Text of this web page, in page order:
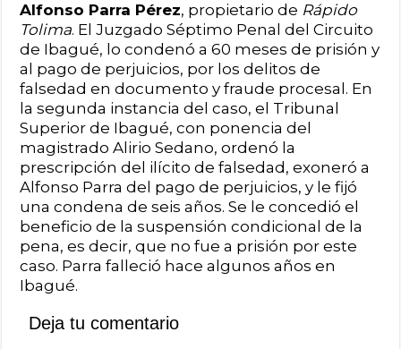
Alfonso Parra Pérez, propietario de Rápido
Tolima. El Juzgado Séptimo Penal del Circuito
de Ibagué, lo condenó a 60 meses de prisión y
al pago de perjuicios, por los delitos de
falsedad en documento y fraude procesal. En
la segunda instancia del caso, el Tribunal
Superior de Ibagué, con ponencia del
magistrado Alirio Sedano, ordenó la
prescripción del ilícito de falsedad, exoneró a
Alfonso Parra del pago de perjuicios, y le fijó
una condena de seis años. Se le concedió el
beneficio de la suspensión condicional de la
pena, es decir, que no fue a prisión por este
caso. Parra falleció hace algunos años en
Ibagué.
Deja tu comentario